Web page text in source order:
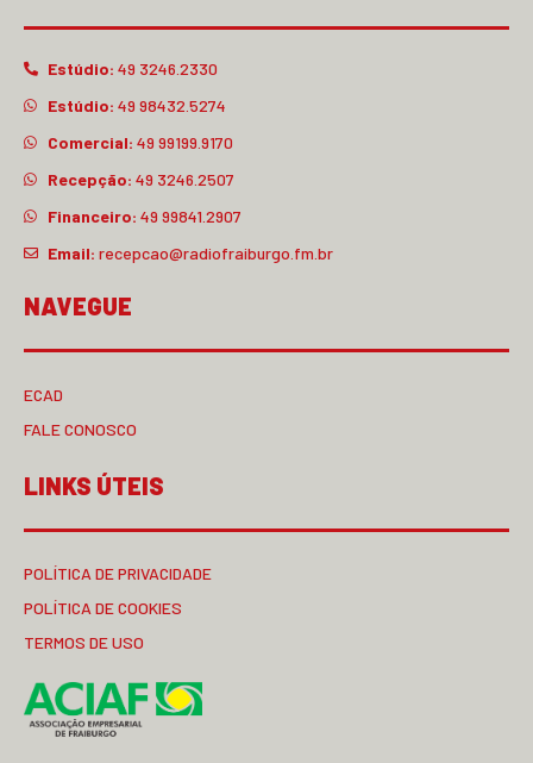
Estúdio: 49 3246.2330
Estúdio: 49 98432.5274
Comercial: 49 99199.9170
Recepção: 49 3246.2507
Financeiro: 49 99841.2907
Email: recepcao@radiofraiburgo.fm.br
NAVEGUE
ECAD
FALE CONOSCO
LINKS ÚTEIS
POLÍTICA DE PRIVACIDADE
POLÍTICA DE COOKIES
TERMOS DE USO